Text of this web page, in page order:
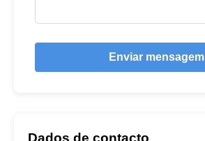
Enviar mensagem
Dados de contacto